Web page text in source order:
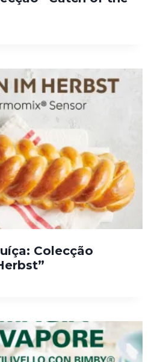
Colecção